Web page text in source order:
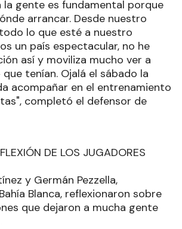
la gente es fundamental porque
arrancar. Desde nuestro
lo que esté a nuestro
un país espectacular, no he
así y moviliza mucho ver a
tenían. Ojalá el sábado la
acompañar en el entrenamiento
completó el defensor de
DE LOS JUGADORES
y Germán Pezzella,
Blanca, reflexionaron sobre
que dejaron a mucha gente